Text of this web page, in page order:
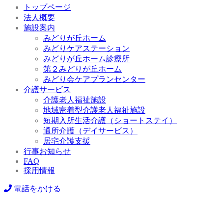
トップページ
法人概要
施設案内
みどりが丘ホーム
みどりケアステーション
みどりが丘ホーム診療所
第２みどりが丘ホーム
みどり会ケアプランセンター
介護サービス
介護老人福祉施設
地域密着型介護老人福祉施設
短期入所生活介護（ショートステイ）
通所介護（デイサービス）
居宅介護支援
行事お知らせ
FAQ
採用情報
電話をかける